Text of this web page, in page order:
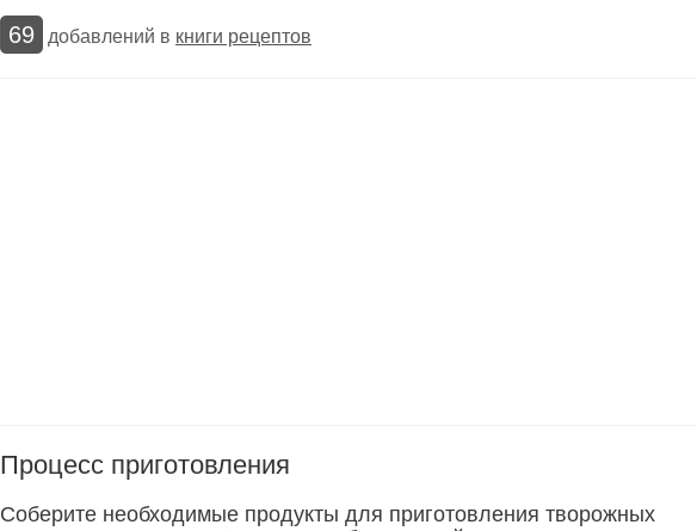
69 добавлений в книги рецептов
Процесс приготовления
Соберите необходимые продукты для приготовления творожных